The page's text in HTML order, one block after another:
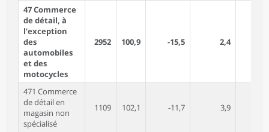
47 Commerce
de détail, à
l’exception
des
automobiles
et des
motocycles
2952 100,9 -15,5 2,4
471 Commerce
de détail en
magasin non
spécialisé
1109 102,1 -11,7 3,9